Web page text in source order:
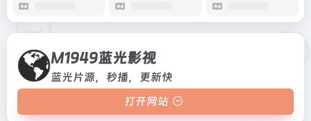
M1949蓝光影视
蓝光片源，秒播，更新快
打开网站